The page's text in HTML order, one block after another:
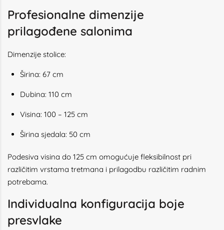
Profesionalne dimenzije
prilagođene salonima
Dimenzije stolice:
Širina: 67 cm
Dubina: 110 cm
Visina: 100 – 125 cm
Širina sjedala: 50 cm
Podesiva visina do 125 cm omogućuje fleksibilnost pri
različitim vrstama tretmana i prilagodbu različitim radnim
potrebama.
Individualna konfiguracija boje
presvlake